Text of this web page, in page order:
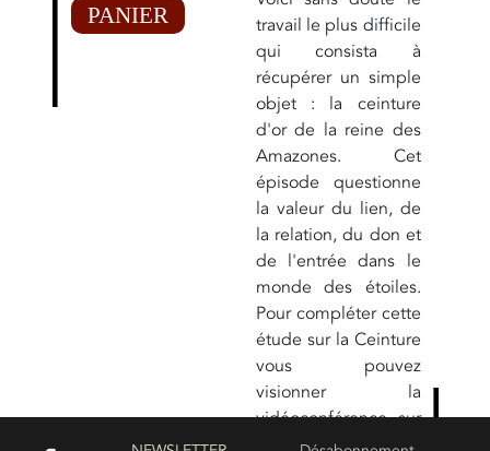
PANIER
travail le plus difficile
qui consista à
récupérer un simple
objet : la ceinture
d'or de la reine des
Amazones. Cet
épisode questionne
la valeur du lien, de
la relation, du don et
de l'entrée dans le
monde des étoiles.
Pour compléter cette
étude sur la Ceinture
vous pouvez
visionner la
vidéoconférence sur
le Scorpion dans la